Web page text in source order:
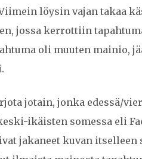
löysin vajan takaa
jossa kerrottiin
oli muuten mainio,
jotain, jonka edessä/
ikäisten somessa eli
jakaneet kuvan itselleen